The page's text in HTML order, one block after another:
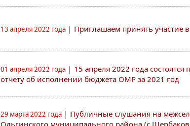
13 апреля 2022 года | Приглашаем принять участие в
01 апреля 2022 года | 15 апреля 2022 года
отчету об исполнении бюджета ОМР за 2021 год
29 марта 2022 года | Публичные слушания на
Ольгинского муниципального района